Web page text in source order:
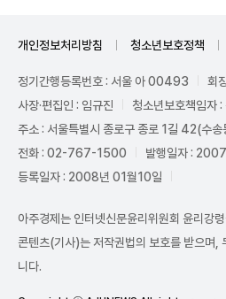
개인정보처리방침 청소년보호정책
정기간행등록번호 : 서울 아 00493
회
사장·편집인 : 임규진
청소년보호책임자 :
주소 : 서울특별시 종로구 종로 1길 42(수
전화 : 02-767-1500
발행일자 :
등록일자 : 2008년 01월10일
아주경제는 인터넷신문윤리위원회 윤리강
콘텐츠(기사)는 저작권법의 보호를 받으며,
니다.